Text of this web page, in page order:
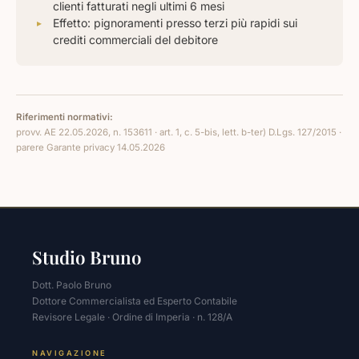
clienti fatturati negli ultimi 6 mesi
Effetto: pignoramenti presso terzi più rapidi sui
crediti commerciali del debitore
Riferimenti normativi:
provv. AE 22.05.2026, n. 153611 · art. 1, c. 5-bis, lett. b-ter) D.Lgs. 127/2015 ·
parere Garante privacy 14.05.2026
Studio Bruno
Dott. Paolo Bruno
Dottore Commercialista ed Esperto Contabile
Revisore Legale · Ordine di Imperia · n. 128/A
NAVIGAZIONE